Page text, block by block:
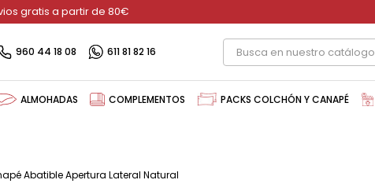
gratis a partir de 80€
960 44 18 08 611 81 82 16
ALMOHADAS COMPLEMENTOS PACKS COLCHÓN Y CANAPÉ
Abatible Apertura Lateral Natural